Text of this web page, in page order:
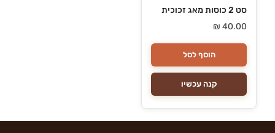
סט 2 כוסות מאג זכוכית
₪ 40.00
הוסף לסל
קנה עכשיו